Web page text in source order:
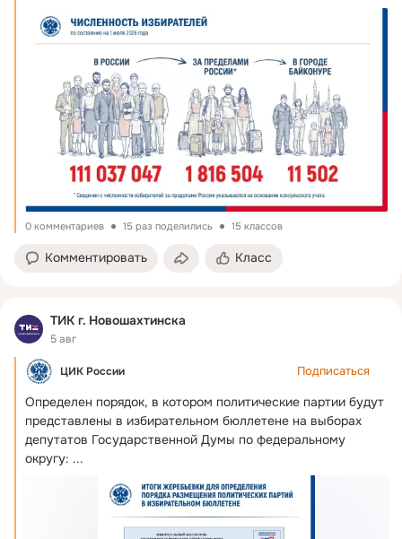
0 комментариев 15 раз поделились 15 классов
Комментировать Класс
ТИК г. Новошахтинска
5 авг
ЦИК России Подписаться
Определен порядок, в котором политические партии будут
представлены в избирательном бюллетене на выборах
депутатов Государственной Думы по федеральному
округу: ...